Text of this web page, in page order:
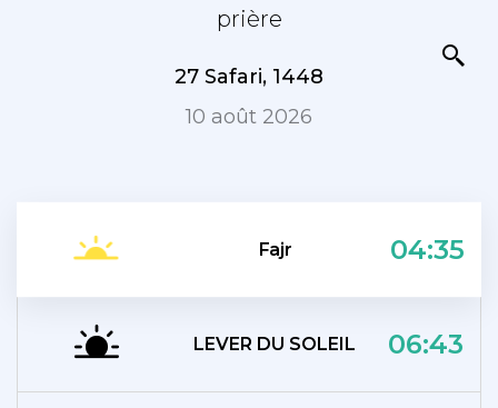
prière
27 Safari, 1448
10 août 2026
Fajr 04:35
LEVER DU SOLEIL 06:43